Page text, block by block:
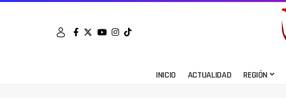
INICIO ACTUALIDAD REGIÓN